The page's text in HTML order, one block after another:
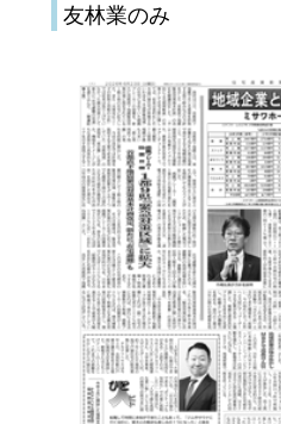
友林業のみ